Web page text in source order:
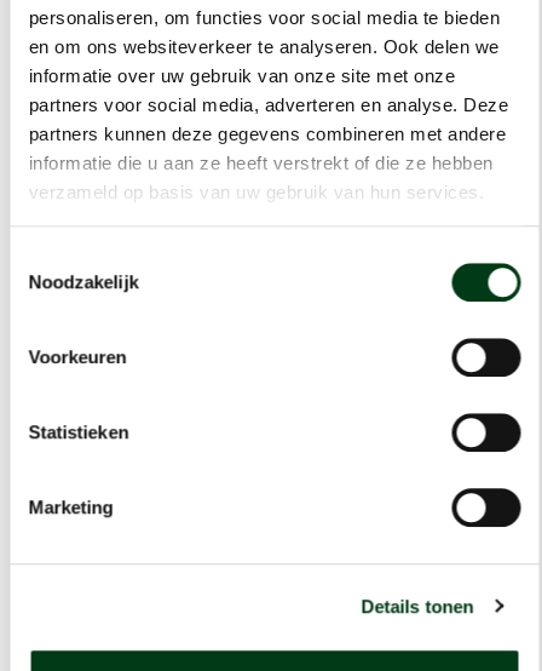
personaliseren, om functies voor social media te bieden
en om ons websiteverkeer te analyseren. Ook delen we
informatie over uw gebruik van onze site met onze
partners voor social media, adverteren en analyse. Deze
partners kunnen deze gegevens combineren met andere
informatie die u aan ze heeft verstrekt of die ze hebben
verzameld op basis van uw gebruik van hun services.
Noodzakelijk
Voorkeuren
Statistieken
Marketing
Details tonen
12-badenkaart Ouder- en kindzwemmen
€ 75,00
Bestel nu
€ 7,50
Reserveer nu